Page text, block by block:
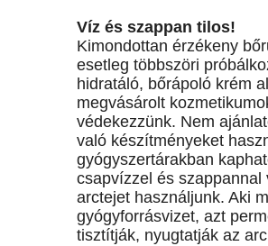
Víz és szappan tilos!
Kimondottan érzékeny
esetleg többszöri
hidratáló, bőrápoló krém
megvásárolt
védekezzünk. Nem
való készítményeket
gyógyszertárakban
csapvízzel és
arctejet használjunk. Aki
gyógyforrásvizet, azt
tisztítják, nyugtatják az